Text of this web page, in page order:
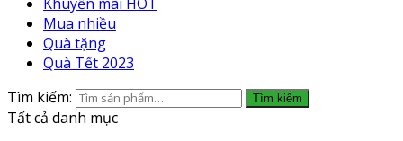
Mua nhiều
Quà tặng
Quà Tết 2023
Tìm kiếm:
Tìm kiếm
Tất cả danh mục